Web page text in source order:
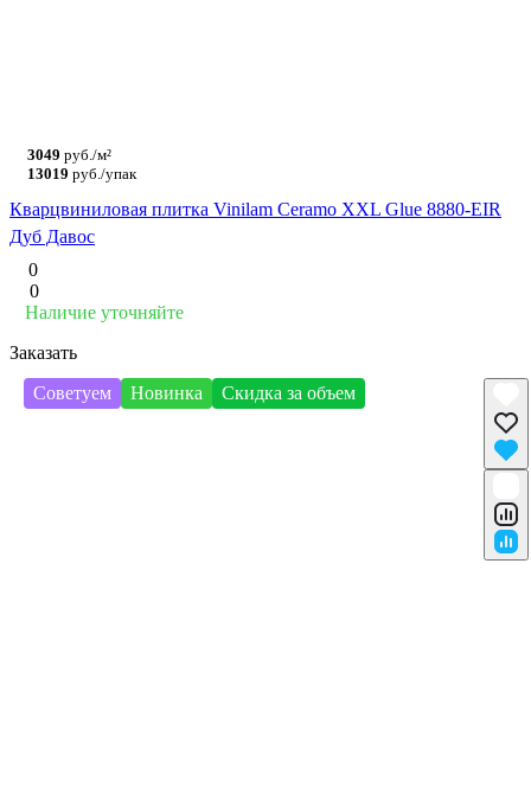
3049 руб./м²
13019 руб./упак
Кварцвиниловая плитка Vinilam Ceramo XXL Glue 8880-EIR
Дуб Давос
0
0
Наличие уточняйте
Заказать
Советуем
Новинка Скидка за объем